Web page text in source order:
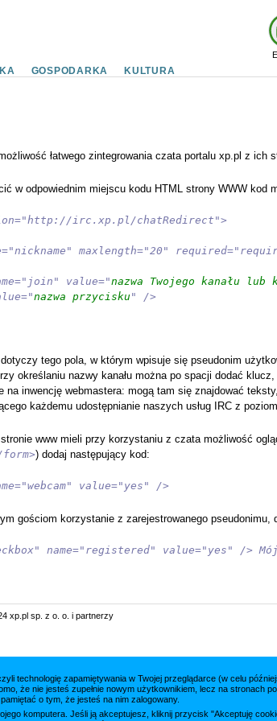
czyli technologię zapamiętywania w Twojej przeglądarce (w celu
że nie jesteś zupełnie nowym użytkownikiem, lecz na stronach
o tym, że jesteś na nim zalogowany.
komputera. Jeśli ją akceptujesz, kliknij przycisk "Akceptuję
GOSPODARKA KULTURA
łatwego zintegrowania czata portalu xp.pl z ich
w odpowiednim miejscu kodu HTML strony WWW kod
irc.xp.pl/chatRedirect">
maxlength="20"
value="nazwa Twojego kanału
nazwa przycisku " />
tego pola, w którym wpisuje się pseudonim
określaniu nazwy kanału można po spacji dodać
na inwencję webmastera: mogą tam się znajdować
każdemu udostępnianie naszych usług IRC z
www mieli przy korzystaniu z czata możliwość
) dodaj następujący kod:
value="yes" />
gościom korzystanie z zarejestrowanego
name="registered" value="yes" />
xp.pl sp. z o. o. i partnerzy